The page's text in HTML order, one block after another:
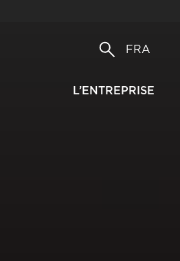
FRA
L’ENTREPRISE